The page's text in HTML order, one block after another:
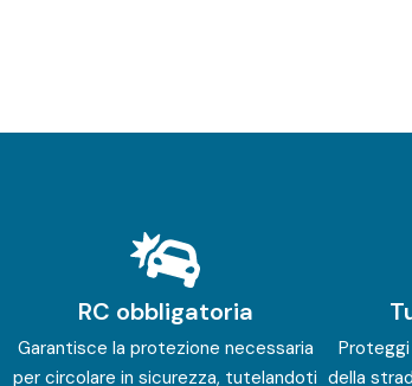
RC obbligatoria
Garantisce la protezione necessaria
per circolare in sicurezza, tutelandoti della